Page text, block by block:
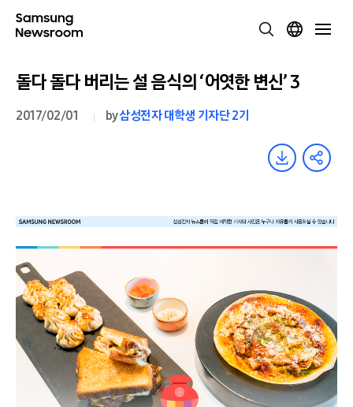
돌다 돌다 버리는 설 음식의 ‘어엿한 변신’ 3
2017/02/01 by삼성전자 대학생 기자단 2기